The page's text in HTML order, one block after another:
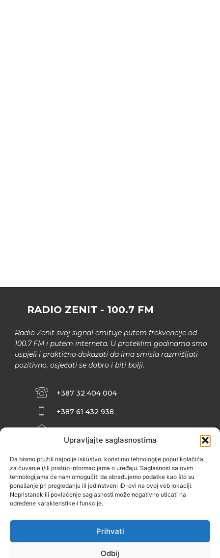
Upravljajte saglasnostima
Da bismo pružili najbolje iskustvo, koristimo tehnologije poput kolačića
za čuvanje i/ili pristup informacijama o uređaju. Saglasnost sa ovim
tehnologijama će nam omogućiti da obrađujemo podatke kao što su
ponašanje pri pregledanju ili jedinstveni ID-ovi na ovoj veb lokaciji.
Nepristanak ili povlačenje saglasnosti može negativno uticati na
određene karakteristike i funkcije.
Prihvati
Odbij
RADIO ZENIT - 100.7 FM
Radio Zenit svoj signal emituje putem frekvencije od
100.7 FM i putem interneta. U proteklim godinama smo
uspjeli i praktično dokazati da ima smisla razmišljati
pozitivno, osjećati se dobro i biti bolji.
+387 32 404 004
+387 61 432 938
INFO@ZENIT.BA
ZENIČANKA, 3. SPRAT), 72000 ZENICA